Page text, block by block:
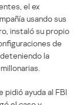
el ex
usando sus
instaló su propio
de
la
pidió ayuda al FBI